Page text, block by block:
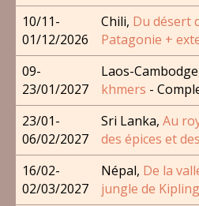
10/11-
01/12/2026
Chili, Du désert
Patagonie +
09-
23/01/2027
Laos-
khmers -
23/01-
06/02/2027
Sri Lanka, Au
des épices et
16/02-
02/03/2027
Népal, De la
jungle de Kipling